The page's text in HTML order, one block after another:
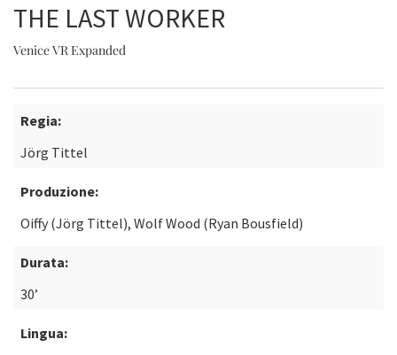
THE LAST WORKER
Venice VR Expanded
Regia:
Jörg Tittel
Produzione:
Oiffy (Jörg Tittel), Wolf Wood (Ryan Bousfield)
Durata:
30’
Lingua: